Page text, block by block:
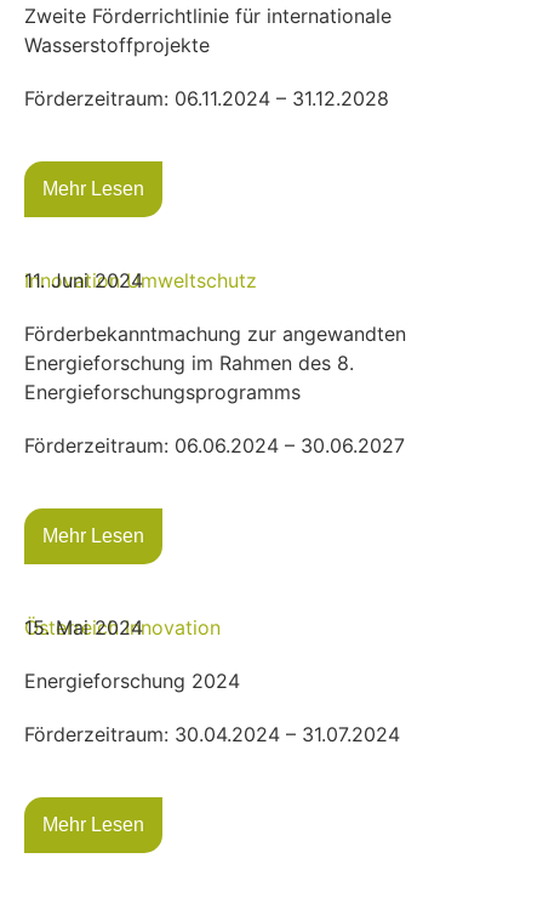
Zweite Förderrichtlinie für internationale
Wasserstoffprojekte
Förderzeitraum: 06.11.2024 – 31.12.2028
Mehr Lesen
Innovation Umweltschutz
11. Juni 2024
Förderbekanntmachung zur angewandten
Energieforschung im Rahmen des 8.
Energieforschungsprogramms
Förderzeitraum: 06.06.2024 – 30.06.2027
Mehr Lesen
Österreich Innovation
15. Mai 2024
Energieforschung 2024
Förderzeitraum: 30.04.2024 – 31.07.2024
Mehr Lesen